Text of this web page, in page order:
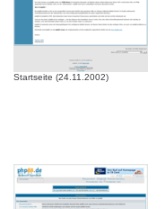
Startseite (24.11.2002)